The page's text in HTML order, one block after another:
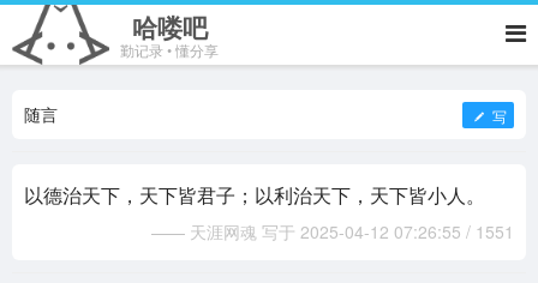
哈喽吧
勤记录 • 懂分享
随言 写
以德治天下，天下皆君子；以利治天下，天下皆小人。
—— 天涯网魂 写于 2025-04-12 07:26:55 / 1551